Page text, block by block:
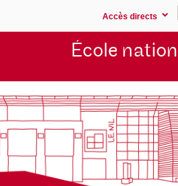
Accès directs
École nation